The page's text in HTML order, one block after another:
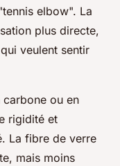
elbow". La
plus directe,
veulent sentir
carbone ou en
rigidité et
La fibre de verre
mais moins